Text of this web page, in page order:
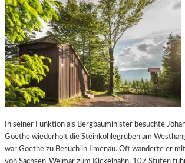
In seiner Funktion als Bergbauminister besuchte
Goethe wiederholt die Steinkohlegruben am
war Goethe zu Besuch in Ilmenau. Oft wanderte er
von Sachsen-Weimar zum Kickelhahn. 107 Stufen